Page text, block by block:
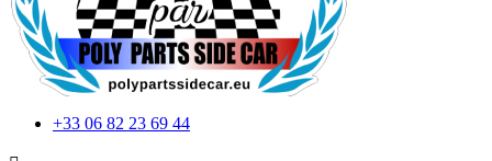
+33 06 82 23 69 44